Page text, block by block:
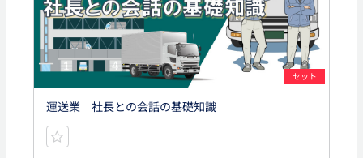
セット
運送業 社長との会話の基礎知識